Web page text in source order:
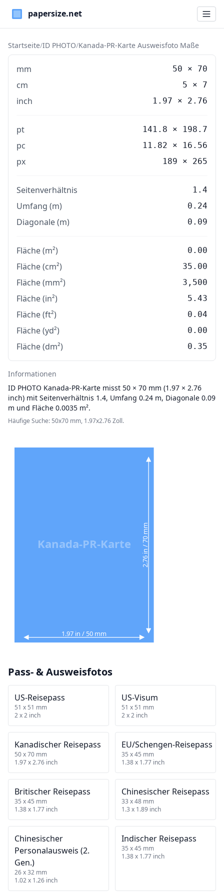
Paper Sizes
Startseite/ID PHOTO/Kanada‑PR‑Karte Ausweisfoto Maße
mm 50 × 70
cm 5 × 7
inch 1.97 × 2.76
pt 141.8 × 198.7
pc 11.82 × 16.56
px 189 × 265
Seitenverhältnis 1.4
Umfang (m) 0.24
Diagonale (m) 0.09
Fläche (m²) 0.00
Fläche (cm²) 35.00
Fläche (mm²) 3,500
Fläche (in²) 5.43
Fläche (ft²) 0.04
Fläche (yd²) 0.00
Fläche (dm²) 0.35
Informationen
ID PHOTO Kanada‑PR‑Karte misst 50 × 70 mm (1.97 × 2.76
inch) mit Seitenverhältnis 1.4, Umfang 0.24 m, Diagonale 0.09
m und Fläche 0.0035 m².
Häufige Suche: 50x70 mm, 1.97x2.76 Zoll.
1.97 in / 50 mm
2.76 in / 70 mm
Kanada‑PR‑Karte
Pass- & Ausweisfotos
US‑Reisepass
51 x 51 mm
2 x 2 inch
US‑Visum
51 x 51 mm
2 x 2 inch
Kanadischer Reisepass
50 x 70 mm
1.97 x 2.76 inch
EU/Schengen‑Reisepass
35 x 45 mm
1.38 x 1.77 inch
Britischer Reisepass
35 x 45 mm
1.38 x 1.77 inch
Chinesischer Reisepass
33 x 48 mm
1.3 x 1.89 inch
Chinesischer
Personalausweis (2.
Gen.)
26 x 32 mm
1.02 x 1.26 inch
Indischer Reisepass
35 x 45 mm
1.38 x 1.77 inch